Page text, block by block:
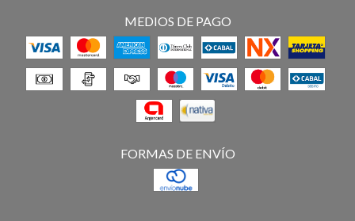
MEDIOS DE PAGO
FORMAS DE ENVÍO